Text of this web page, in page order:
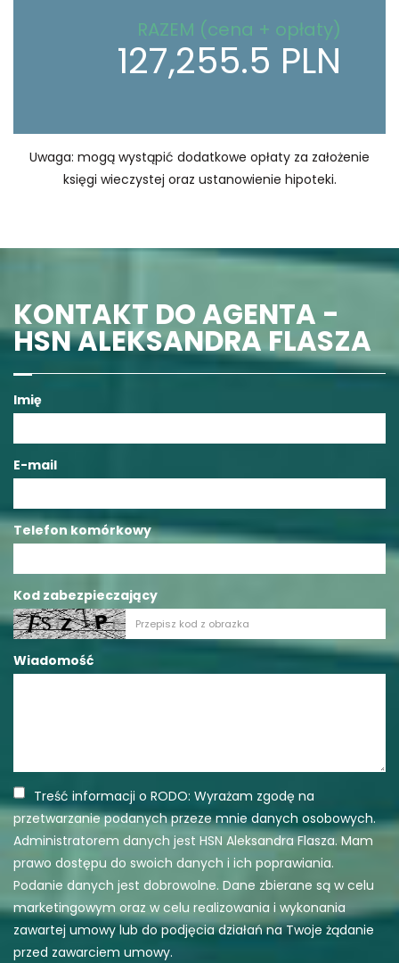
RAZEM (cena + opłaty)
127,255.5 PLN
Uwaga: mogą wystąpić dodatkowe opłaty za założenie
księgi wieczystej oraz ustanowienie hipoteki.
KONTAKT DO AGENTA -
HSN ALEKSANDRA FLASZA
Imię
E-mail
Telefon komórkowy
Kod zabezpieczający
Wiadomość
Treść informacji o RODO: Wyrażam zgodę na
przetwarzanie podanych przeze mnie danych osobowych.
Administratorem danych jest HSN Aleksandra Flasza. Mam
prawo dostępu do swoich danych i ich poprawiania.
Podanie danych jest dobrowolne. Dane zbierane są w celu
marketingowym oraz w celu realizowania i wykonania
zawartej umowy lub do podjęcia działań na Twoje żądanie
przed zawarciem umowy.